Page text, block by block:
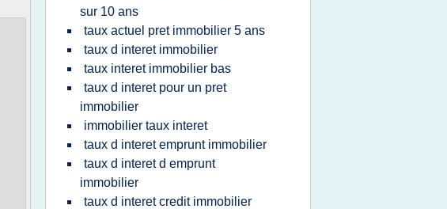
sur 10 ans
taux actuel pret immobilier 5 ans
taux d interet immobilier
taux interet immobilier bas
taux d interet pour un pret
immobilier
immobilier taux interet
taux d interet emprunt immobilier
taux d interet d emprunt
immobilier
taux d interet credit immobilier